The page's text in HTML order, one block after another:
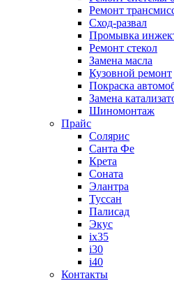
Ремонт
Сход-развал
Промывка
Ремонт стекол
Замена масла
Кузовной ремонт
Покраска
Замена
Шиномонтаж
Прайс
Солярис
Санта Фе
Крета
Соната
Элантра
Туссан
Палисад
Экус
ix35
i30
i40
Контакты